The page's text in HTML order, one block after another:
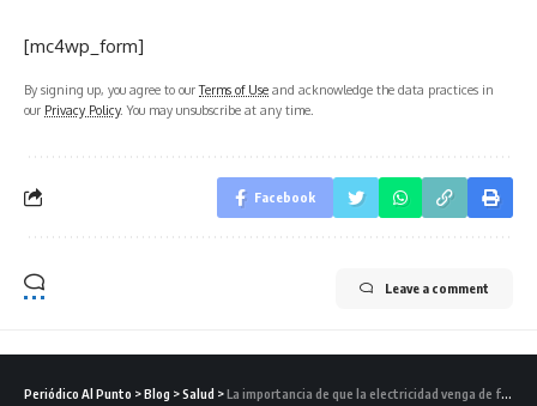
[mc4wp_form]
By signing up, you agree to ourTerms of Use and acknowledge the data practices in
our Privacy Policy. You may unsubscribe at any time.
Facebook
Leave a comment
Periódico Al Punto >Blog >Salud >La importancia de que la electricidad venga de fuentes de energía limpia y renovable